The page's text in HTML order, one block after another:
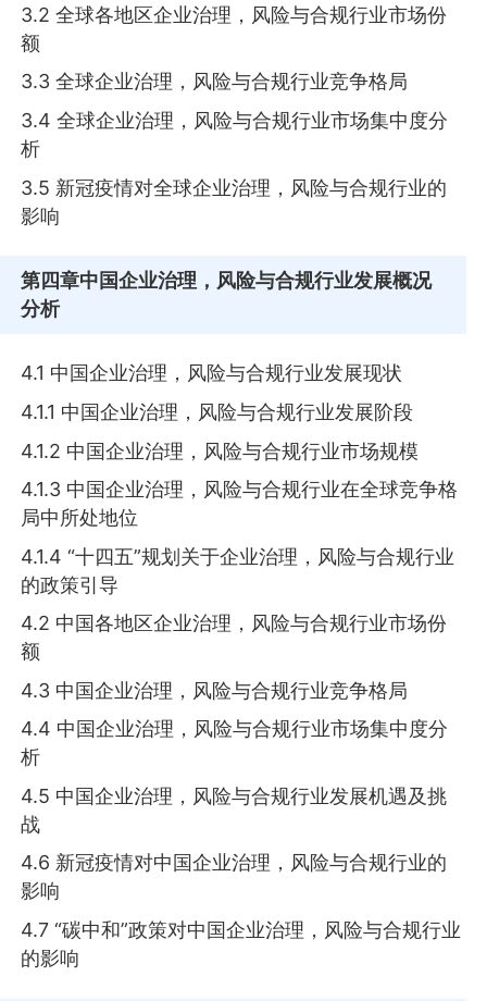
3.2 全球各地区企业治理，风险与合规行业市场份
额
3.3 全球企业治理，风险与合规行业竞争格局
3.4 全球企业治理，风险与合规行业市场集中度分
析
3.5 新冠疫情对全球企业治理，风险与合规行业的
影响
第四章中国企业治理，风险与合规行业发展概况
分析
4.1 中国企业治理，风险与合规行业发展现状
4.1.1 中国企业治理，风险与合规行业发展阶段
4.1.2 中国企业治理，风险与合规行业市场规模
4.1.3 中国企业治理，风险与合规行业在全球竞争格
局中所处地位
4.1.4 “十四五”规划关于企业治理，风险与合规行业
的政策引导
4.2 中国各地区企业治理，风险与合规行业市场份
额
4.3 中国企业治理，风险与合规行业竞争格局
4.4 中国企业治理，风险与合规行业市场集中度分
析
4.5 中国企业治理，风险与合规行业发展机遇及挑
战
4.6 新冠疫情对中国企业治理，风险与合规行业的
影响
4.7 “碳中和”政策对中国企业治理，风险与合规行业
的影响